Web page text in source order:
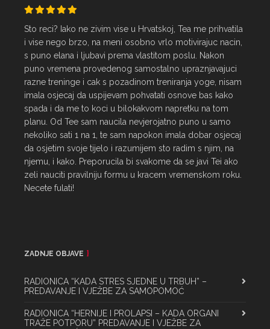
Sto reci? Iako ne zivim vise u Hrvatskoj, Tea me prihvatila
i vise nego brzo, na meni osobno vrlo motivirajuc nacin,
s puno elana i ljubavi prema vlastitom poslu. Nakon
puno vremena provedenog samostalno upraznjavajuci
razne treninge i cak s pozadinom treniranja yoge, nisam
imala osjecaj da uspijevam pohvatati osnove bas kako
spada i da me to koci u bilokakvom napretku na tom
planu. Od Tee sam naucila nevjerojatno puno u samo
nekoliko sati 1 na 1, te sam napokon imala dobar osjecaj
da osjetim svoje tijelo i razumijem sto radim s njim, na
njemu, i kako. Preporucila bi svakome da se javi Tei ako
zeli nauciti pravilniju formu u kracem vremenskom roku.
Necete fulati!
ZADNJE OBJAVE
RADIONICA “KADA STRES SJEDNE U TRBUH” –
PREDAVANJE I VJEŽBE ZA SAMOPOMOĆ
RADIONICA “HERNIJE I PROLAPSI – KADA ORGANI
TRAŽE POTPORU” PREDAVANJE I VJEŽBE ZA